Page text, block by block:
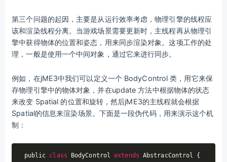
第三个问题的起因，主要是从运行效率考虑，物理引擎的线程应
该和渲染线程分离。当游戏场景需要更新时，主线程再从物理引
擎中获得物体的位置和姿态，用来同步渲染对象。这项工作的处
理，一般是使用一个中间对象，通过它来进行同步。
例如，在jME3中我们可以定义一个 BodyControl 类，用它来保
存物理引擎中的物体对象，并在update 方法中根据物体的状态
来改变 Spatial 的位置和旋转，然后jME3的主线程就会根据
Spatial的信息来渲染场景。下面是一段伪代码，用来演示这个机
制：
public class BodyControl extends AbstracControl
{